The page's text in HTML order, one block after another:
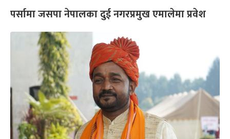
पर्सामा जसपा नेपालका दुई नगरप्रमुख एमालेमा प्रवेश